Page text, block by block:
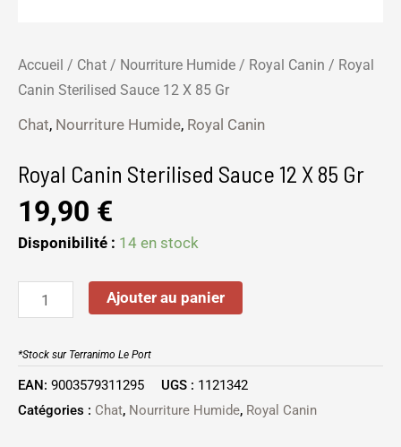
Accueil / Chat / Nourriture Humide / Royal Canin / Royal
Canin Sterilised Sauce 12 X 85 Gr
Chat, Nourriture Humide, Royal Canin
Royal Canin Sterilised Sauce 12 X 85 Gr
19,90 €
Disponibilité : 14 en stock
Ajouter au panier
*Stock sur Terranimo Le Port
EAN: 9003579311295 UGS : 1121342
Catégories : Chat, Nourriture Humide, Royal Canin